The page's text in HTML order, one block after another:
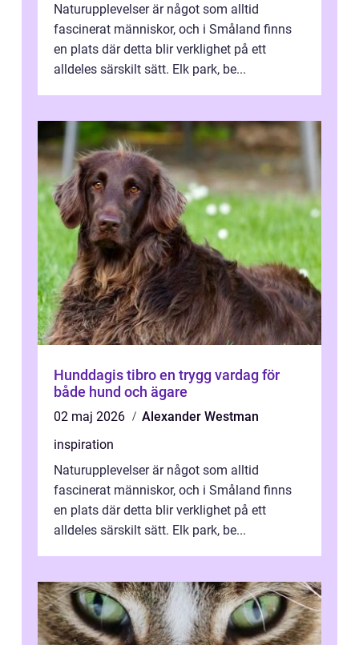
Naturupplevelser är något som alltid
fascinerat människor, och i Småland finns
en plats där detta blir verklighet på ett
alldeles särskilt sätt. Elk park, be...
Hunddagis tibro en trygg vardag för
både hund och ägare
02 maj 2026
Alexander Westman
inspiration
Naturupplevelser är något som alltid
fascinerat människor, och i Småland finns
en plats där detta blir verklighet på ett
alldeles särskilt sätt. Elk park, be...